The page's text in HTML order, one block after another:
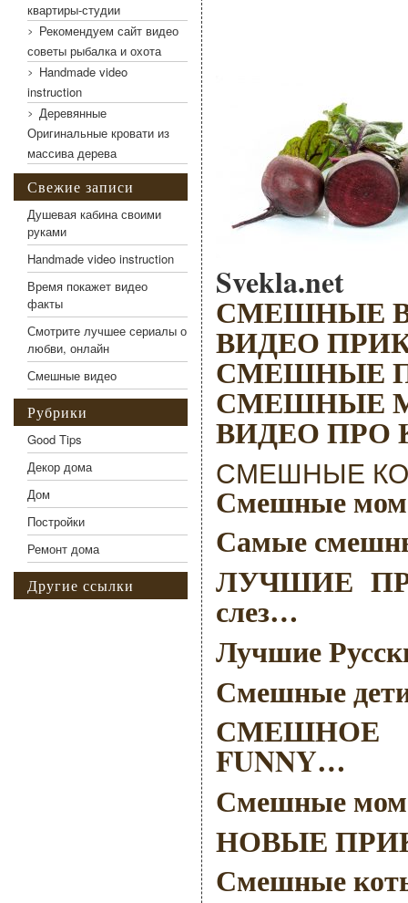
Svekla.net
СМЕШНЫЕ
ВИДЕО
СМЕШНЫЕ
СМЕШНЫЕ
ВИДЕО ПРО
СМЕШНЫЕ
Смешные
Самые
ЛУЧШИЕ
слез…
Лучшие
Смешные
СМЕШНОЕ
FUNNY…
Смешные
НОВЫЕ
Смешные
квартиры-студии
Рекомендуем сайт видео
советы рыбалка и охота
Handmade video
instruction
Деревянные
Оригинальные кровати из
массива дерева
Свежие записи
Душевая кабина своими
руками
Handmade video instruction
Время покажет видео
факты
Смотрите лучшее сериалы о
любви, онлайн
Смешные видео
Рубрики
Good Tips
Декор дома
Дом
Постройки
Ремонт дома
Другие ссылки